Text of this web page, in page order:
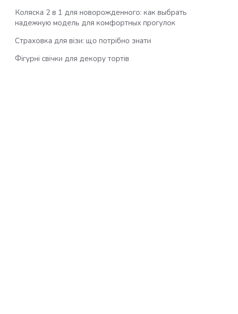
Коляска 2 в 1 для новорожденного: как выбрать
надежную модель для комфортных прогулок
Страховка для візи: що потрібно знати
Фігурні свічки для декору тортів